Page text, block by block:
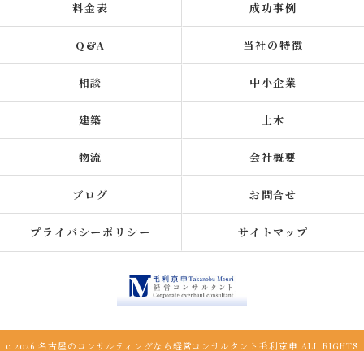
料金表 成功事例
Q&A 当社の特徴
相談 中小企業
建築 土木
物流 会社概要
ブログ お問合せ
プライバシーポリシー サイトマップ
c 2026 名古屋のコンサルティングなら経営コンサルタント毛利京申 ALL RIGHTS